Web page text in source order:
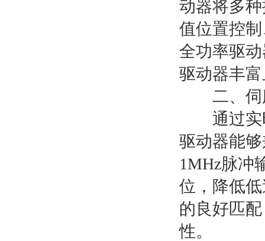
动器将多
值位置控
全功率驱
驱动器丰
二、伺
通过实时
驱动器能
1MHz脉冲
位，降低
的良好匹
性。